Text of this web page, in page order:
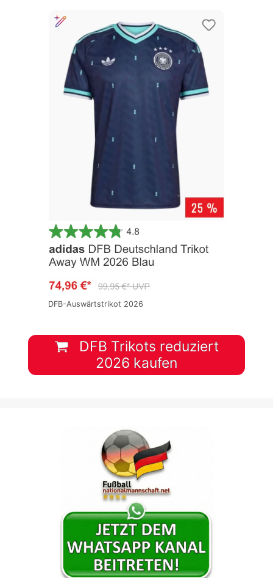
DFB-Auswärtstrikot 2026
DFB Trikots reduziert
2026 kaufen